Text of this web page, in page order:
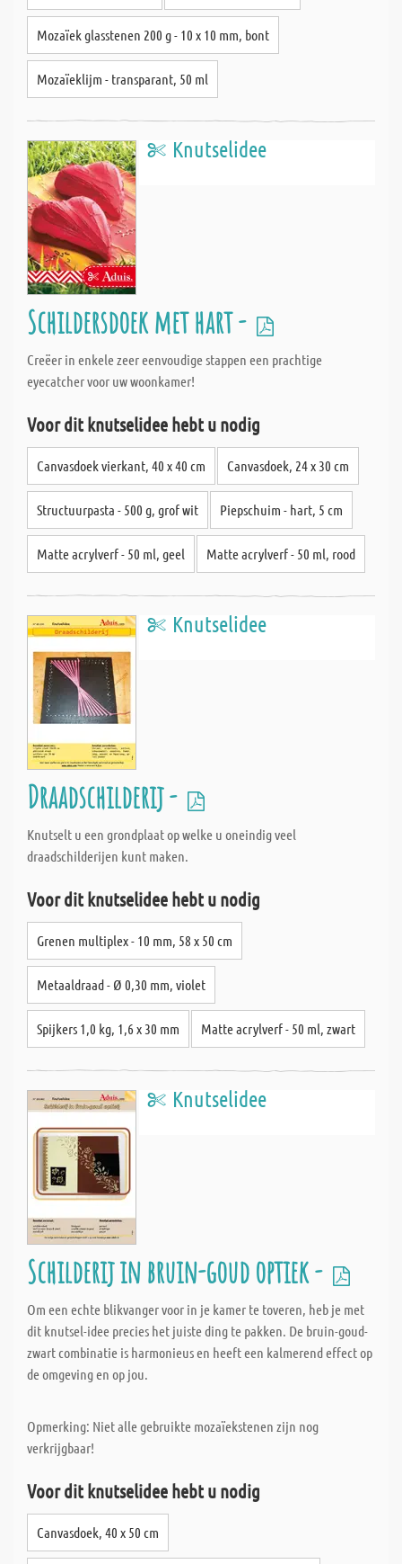
Mozaïek glasstenen 200 g - 10 x 10 mm, bont
Mozaïeklijm - transparant, 50 ml
Knutselidee
Schildersdoek met hart -
Creëer in enkele zeer eenvoudige stappen een prachtige
eyecatcher voor uw woonkamer!
Voor dit knutselidee hebt u nodig
Canvasdoek vierkant, 40 x 40 cm Canvasdoek, 24 x 30 cm
Structuurpasta - 500 g, grof wit Piepschuim - hart, 5 cm
Matte acrylverf - 50 ml, geel Matte acrylverf - 50 ml, rood
Knutselidee
Draadschilderij -
Knutselt u een grondplaat op welke u oneindig veel
draadschilderijen kunt maken.
Voor dit knutselidee hebt u nodig
Grenen multiplex - 10 mm, 58 x 50 cm
Metaaldraad - Ø 0,30 mm, violet
Spijkers 1,0 kg, 1,6 x 30 mm Matte acrylverf - 50 ml, zwart
Knutselidee
Schilderij in bruin-goud optiek -
Om een echte blikvanger voor in je kamer te toveren, heb je met
dit knutsel-idee precies het juiste ding te pakken. De bruin-goud-
zwart combinatie is harmonieus en heeft een kalmerend effect op
de omgeving en op jou.
Opmerking: Niet alle gebruikte mozaïekstenen zijn nog
verkrijgbaar!
Voor dit knutselidee hebt u nodig
Canvasdoek, 40 x 50 cm